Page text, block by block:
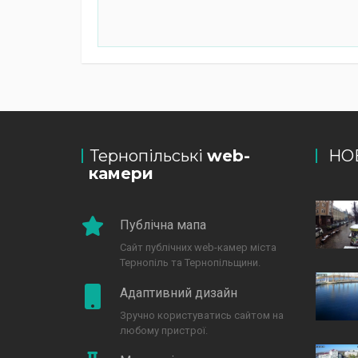
Тернопільські web-
камери
Публічна мапа
Сайт публічних web-камер міста
Тернопіль та Тернопільщини.
Адаптивний дизайн
Зручно користуватись сайтом на
любому пристрої.